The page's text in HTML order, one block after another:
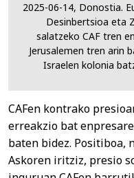
2025-06-14, Donostia.
Desinbertsioa eta
salatzeko CAF tren
Jerusalemen tren arin
Israelen kolonia
CAFen kontrako
erreakzio bat
baten bidez. Positiboa,
Askoren iritziz, presio